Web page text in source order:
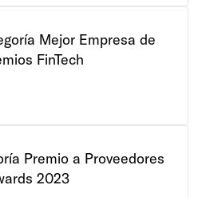
Mejor Empresa de
FinTech
Premio a Proveedores
2023